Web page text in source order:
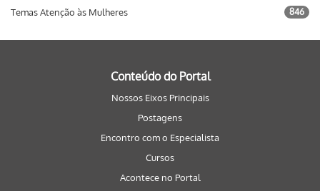
Temas Atenção às Mulheres 846
Conteúdo do Portal
Nossos Eixos Principais
Postagens
Encontro com o Especialista
Cursos
Acontece no Portal